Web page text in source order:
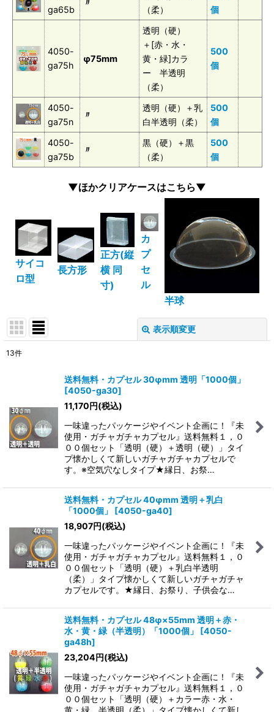
ga65b
（柔）
個
4050-
ga75h
φ75mm
透明（硬）
＋[赤・水・
黄・緑]カラ
ー 半透明
（柔）
500
個
4050-
ga75n
〃
透明（硬）＋乳
白半透明（柔）
500
個
4050-
ga75b
〃
黒（硬）＋黒
（柔）
500
個
▼ほかクリアケースはこちら▼
サイコ
ロ型
長方形
正方(縦
横 同
寸)
カ
プ
セ
ル
半球
表示順変更
並び順:
絞り込む
13件
送料無料・カプセル 30φmm 透明「1000個」
[4050-ga30]
11,170円(税込)
一味違ったパッケージやイベント企画に！『未
使用・ガチャガチャカプセル』送料無料１，０
００個セット「透明（硬）＋透明（硬）」タイ
プ懐かしくて新しいガチャガチャカプセルで
す。※空気穴なしタイプ★縁日、お祭…
送料無料・カプセル 40φmm 透明＋乳白
「1000個」
[4050-ga40]
18,907円(税込)
一味違ったパッケージやイベント企画に！『未
使用・ガチャガチャカプセル』送料無料１，０
００個セット「透明（硬）＋乳白半透明
（柔）」タイプ懐かしくて新しいガチャガチャ
カプセルです。★縁日、お祭り、子供会な…
送料無料・カプセル 48φ×55mm 透明＋赤・
水・黄・緑（半透明）「1000個」
[4050-
ga48h]
23,204円(税込)
一味違ったパッケージやイベント企画に！『未
使用・ガチャガチャカプセル』送料無料１，０
００個セット「透明（硬）＋カラー赤・水・
黄・緑 半透明（柔）」タイプ懐かしくて新し